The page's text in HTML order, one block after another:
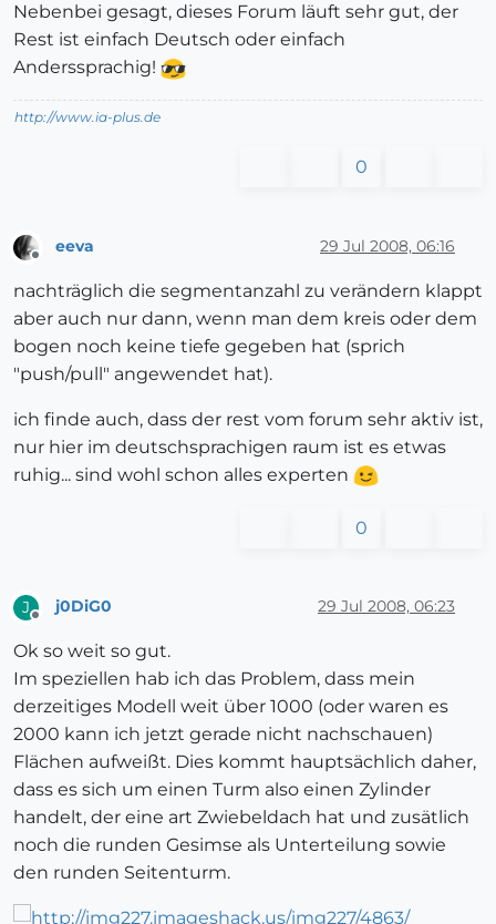
Nebenbei gesagt, dieses Forum läuft sehr gut, der
Rest ist einfach Deutsch oder einfach
Anderssprachig!
http://www.ia-plus.de
0
Offline
eeva 29 Jul 2008, 06:16
nachträglich die segmentanzahl zu verändern klappt
aber auch nur dann, wenn man dem kreis oder dem
bogen noch keine tiefe gegeben hat (sprich
"push/pull" angewendet hat).
ich finde auch, dass der rest vom forum sehr aktiv ist,
nur hier im deutschsprachigen raum ist es etwas
ruhig... sind wohl schon alles experten
0
J
Offline
j0DiG0 29 Jul 2008, 06:23
Ok so weit so gut.
Im speziellen hab ich das Problem, dass mein
derzeitiges Modell weit über 1000 (oder waren es
2000 kann ich jetzt gerade nicht nachschauen)
Flächen aufweißt. Dies kommt hauptsächlich daher,
dass es sich um einen Turm also einen Zylinder
handelt, der eine art Zwiebeldach hat und zusätlich
noch die runden Gesimse als Unterteilung sowie
den runden Seitenturm.